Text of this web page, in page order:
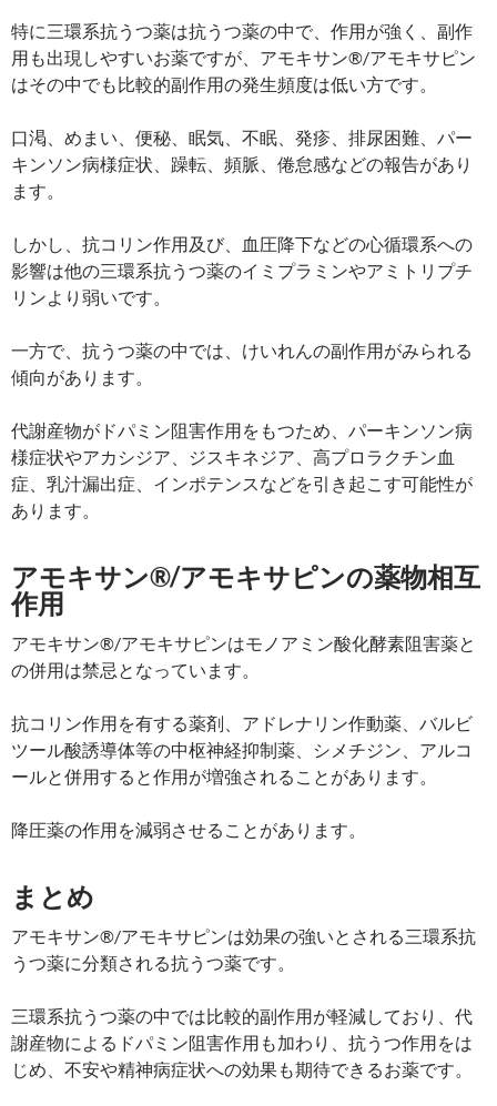
特に三環系抗うつ薬は抗うつ薬の中で、作用が強く、副作
用も出現しやすいお薬ですが、アモキサン®/アモキサピン
はその中でも比較的副作用の発生頻度は低い方です。
口渇、めまい、便秘、眠気、不眠、発疹、排尿困難、パー
キンソン病様症状、躁転、頻脈、倦怠感などの報告があり
ます。
しかし、抗コリン作用及び、血圧降下などの心循環系への
影響は他の三環系抗うつ薬のイミプラミンやアミトリプチ
リンより弱いです。
一方で、抗うつ薬の中では、けいれんの副作用がみられる
傾向があります。
代謝産物がドパミン阻害作用をもつため、パーキンソン病
様症状やアカシジア、ジスキネジア、高プロラクチン血
症、乳汁漏出症、インポテンスなどを引き起こす可能性が
あります。
アモキサン®/アモキサピンの薬物相互
作用
アモキサン®/アモキサピンはモノアミン酸化酵素阻害薬と
の併用は禁忌となっています。
抗コリン作用を有する薬剤、アドレナリン作動薬、バルビ
ツール酸誘導体等の中枢神経抑制薬、シメチジン、アルコ
ールと併用すると作用が増強されることがあります。
降圧薬の作用を減弱させることがあります。
まとめ
アモキサン®/アモキサピンは効果の強いとされる三環系抗
うつ薬に分類される抗うつ薬です。
三環系抗うつ薬の中では比較的副作用が軽減しており、代
謝産物によるドパミン阻害作用も加わり、抗うつ作用をは
じめ、不安や精神病症状への効果も期待できるお薬です。